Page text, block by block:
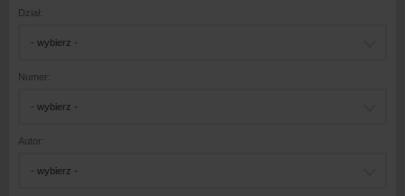
Dział:
- wybierz -
Numer:
- wybierz -
Autor:
- wybierz -